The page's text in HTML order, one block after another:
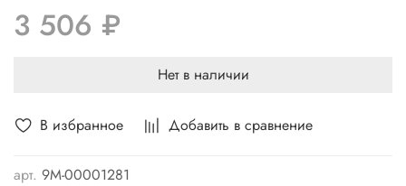
В избранное Добавить в сравнение
арт. 9М-00001281
3 506 ₽
Нет в наличии